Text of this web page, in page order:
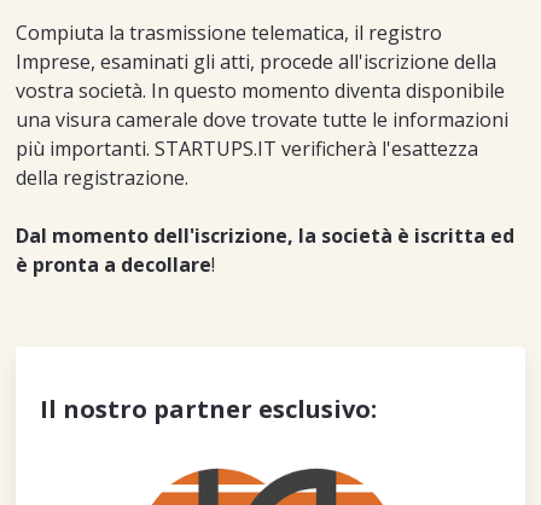
Compiuta la trasmissione telematica, il registro
Imprese, esaminati gli atti, procede all'iscrizione della
vostra società. In questo momento diventa disponibile
una visura camerale dove trovate tutte le informazioni
più importanti. STARTUPS.IT verificherà l'esattezza
della registrazione.
Dal momento dell'iscrizione, la società è iscritta ed
è pronta a decollare!
Il nostro partner esclusivo: